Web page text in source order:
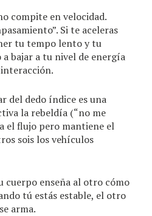
compite en velocidad.
Si te aceleras
tu tempo lento y tu
bajar a tu nivel de energía
del dedo índice es una
la rebeldía (“no me
el flujo pero mantiene el
sois los vehículos
cuerpo enseña al otro cómo
tú estás estable, el otro
arma.